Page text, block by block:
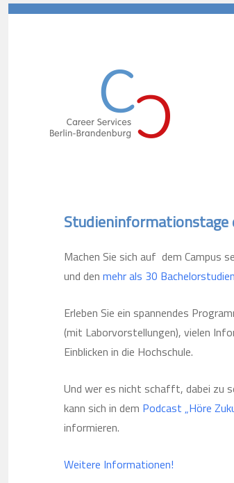
Studieninformationstage
Machen Sie sich auf dem Campus
und den mehr als 30
Erleben Sie ein spannendes
(mit Laborvorstellungen), vielen
Einblicken in die Hochschule.
Und wer es nicht schafft, dabei zu
kann sich in dem Podcast „Höre
informieren.
Weitere Informationen!